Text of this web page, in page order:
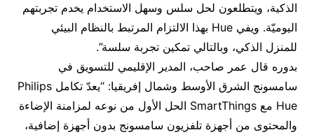
الذكية، ويتطلعون لحل سلس وسهل الاستخدام يخدم تجربتهم
اليوميّة. ويفي Hue بهذا الالتزام المرتبط بالنظام البيئي
للمنزل الذكي، وبالتالي تمكين تجربة سلسة”.
بدوره قال عمر صاحب، المدير الإقليمي للتسويق في
سامسونج الشرق الأوسط وشمال إفريقيا: “يعدّ تكامل Philips
Hue مع SmartThings الحل الأول من نوعه لمزامنة الإضاءة
والمحتوى من أجهزة تلفزيون سامسونج بدون أجهزة إضافية،